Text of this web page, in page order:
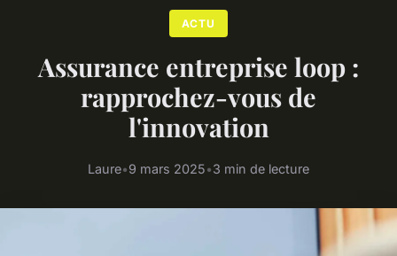
ACTU
Assurance entreprise loop :
rapprochez-vous de
l'innovation
Laure•9 mars 2025•3 min de lecture